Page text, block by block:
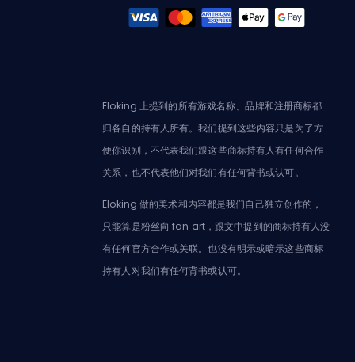
Eloking 上提到的所有游戏名称、品牌和注册商标都
归各自的持有人所有。我们提到这些内容只是为了方
便你识别，不代表我们跟这些商标持有人有任何合作
关系，也不代表他们对我们有任何背书或认可。
Eloking 做的美术和内容都是我们自己独立创作的，
只能算是粉丝向 fan art，跟文中提到的商标持有人没
有任何官方合作或关联。也没有明示或暗示这些商标
持有人对我们有任何背书或认可。